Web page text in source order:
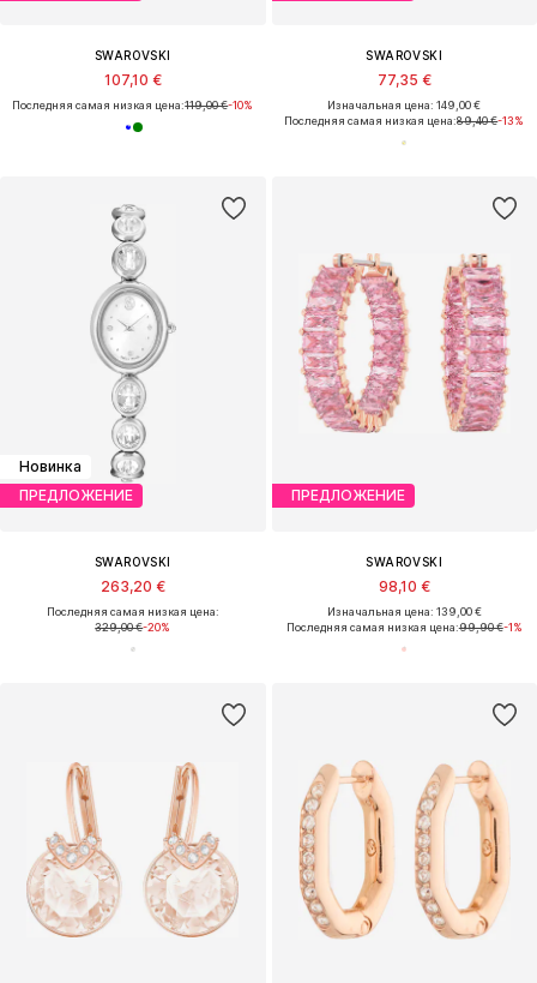
SWAROVSKI
107,10 €
Последняя самая низкая цена:119,00 €-10%
SWAROVSKI
77,35 €
Изначальная цена: 149,00 €
Последняя самая низкая цена:89,40 €-13%
Новинка
ПРЕДЛОЖЕНИЕ
SWAROVSKI
263,20 €
Последняя самая низкая цена:
329,00 €-20%
ПРЕДЛОЖЕНИЕ
SWAROVSKI
98,10 €
Изначальная цена: 139,00 €
Последняя самая низкая цена:99,90 €-1%